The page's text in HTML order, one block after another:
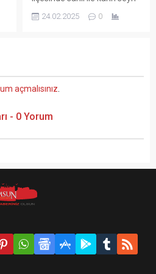
doyumsuz manzarası
havadan görüntülendi. Kar
Karadeniz Bölgesi‘nin incisi
bıraktı. Şehrin dört bir yanı
24.02.2025 0
açmalısınız.
- 0 Yorum